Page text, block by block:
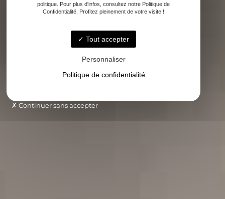
politique. Pour plus d'infos, consultez notre Politique de
Confidentialité. Profitez pleinement de votre visite !
Tout accepter
Personnaliser
Politique de confidentialité
Continuer sans accepter